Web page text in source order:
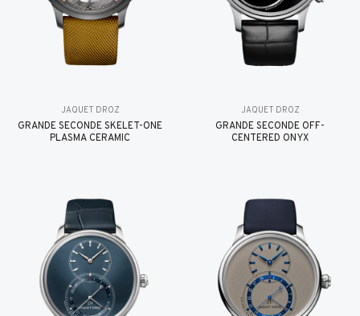
JAQUET DROZ
GRANDE SECONDE SKELET-ONE
PLASMA CERAMIC
JAQUET DROZ
GRANDE SECONDE OFF-
CENTERED ONYX